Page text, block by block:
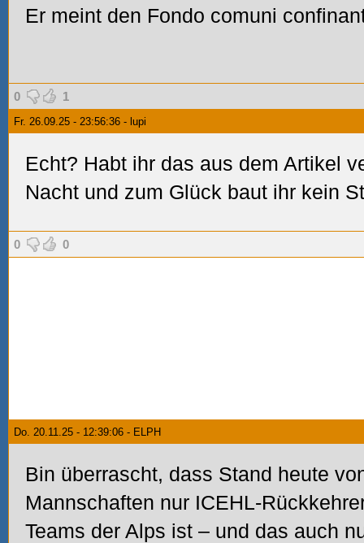
Er meint den Fondo comuni
0 1
Fr. 26.09.25 - 23:56:36 - lupi
Echt? Habt ihr das aus dem Artikel
Nacht und zum Glück baut ihr kein
0 0
Do. 20.11.25 - 12:39:06 - ELPH
Bin überrascht, dass Stand heute
Mannschaften nur ICEHL-
Teams der Alps ist – und das auch